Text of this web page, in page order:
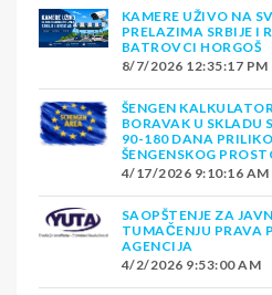
KAMERE UŽIVO NA
PRELAZIMA SRBIJE I
BATROVCI HORGOŠ
8/7/2026 12:35:17 PM
ŠENGEN
BORAVAK U SKLADU
90-180 DANA
ŠENGENSKOG
4/17/2026 9:10:16 AM
SAOPŠTENJE ZA
TUMAČENJU PRAVA
AGENCIJA
4/2/2026 9:53:00 AM